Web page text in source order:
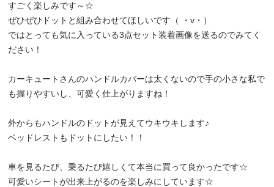
すごく楽しみです～☆
ぜひぜひドットと組み合わせてほしいです（ ・v・）
ではとっても気に入っている3点セット装着画像を送るのでみてく
ださい！
カーキュートさんのハンドルカバーは太くないので手の小さな私で
も握りやすいし、可愛く仕上がりますね！
外からもハンドルのドットが見えてウキウキします♪
ベッドレストもドットにしたい！！
車を見るたび、乗るたび嬉しくて本当に買って良かったです☆
可愛いシートが出来上がるのを楽しみにしています☆